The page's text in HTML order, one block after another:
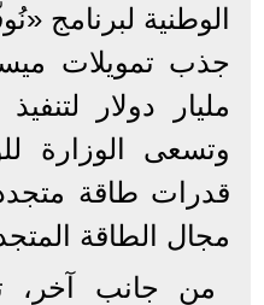
الوطنية لبرنامج
مجال الطاقة المتجددة إلى 42%
من جانب آخر،